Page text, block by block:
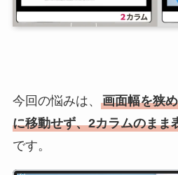
今回の悩みは、 画面幅を狭
に移動せず、2カラムのまま
です。